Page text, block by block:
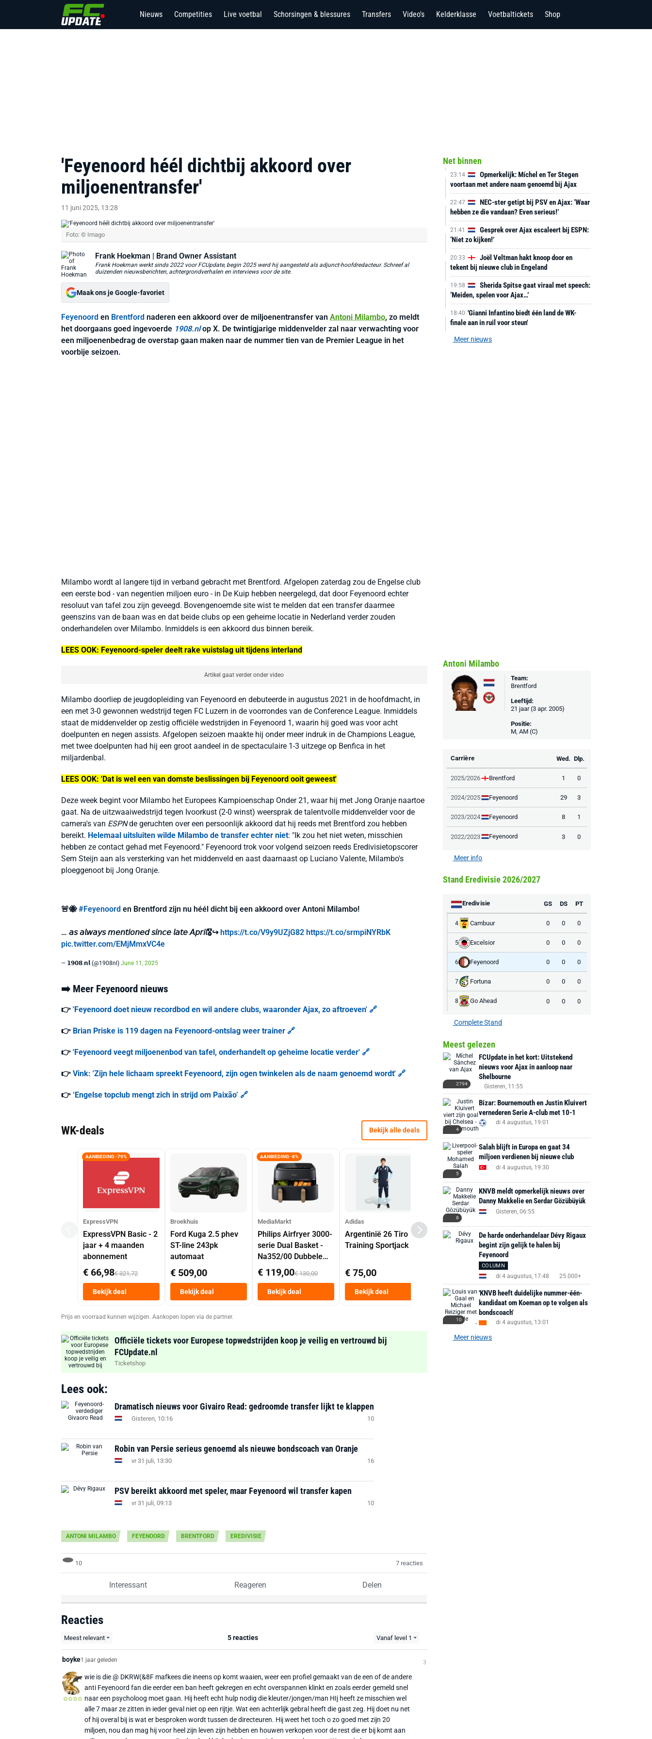
Nieuws Competities Live voetbal Schorsingen & blessures Transfers Video's Kelderklasse Voetbaltickets Shop
'Feyenoord héél dichtbij akkoord over
miljoenentransfer'
11 juni 2025, 13:28
Foto: © Imago
Frank Hoekman | Brand Owner Assistant
Frank Hoekman werkt sinds 2022 voor FCUpdate, begin 2025 werd hij aangesteld als adjunct-hoofdredacteur. Schreef al
duizenden nieuwsberichten, achtergrondverhalen en interviews voor de site.
Maak ons je Google-favoriet
Feyenoord en Brentford naderen een akkoord over de miljoenentransfer van Antoni Milambo, zo meldt
het doorgaans goed ingevoerde 1908.nlop X. De twintigjarige middenvelder zal naar verwachting voor
een miljoenenbedrag de overstap gaan maken naar de nummer tien van de Premier League in het
voorbije seizoen.
Milambo wordt al langere tijd in verband gebracht met Brentford. Afgelopen zaterdag zou de Engelse club
een eerste bod - van negentien miljoen euro - in De Kuip hebben neergelegd, dat door Feyenoord echter
resoluut van tafel zou zijn geveegd. Bovengenoemde site wist te melden dat een transfer daarmee
geenszins van de baan was en dat beide clubs op een geheime locatie in Nederland verder zouden
onderhandelen over Milambo. Inmiddels is een akkoord dus binnen bereik.
LEES OOK: Feyenoord-speler deelt rake vuistslag uit tijdens interland
Artikel gaat verder onder video
Milambo doorliep de jeugdopleiding van Feyenoord en debuteerde in augustus 2021 in de hoofdmacht, in
een met 3-0 gewonnen wedstrijd tegen FC Luzern in de voorrondes van de Conference League. Inmiddels
staat de middenvelder op zestig officiële wedstrijden in Feyenoord 1, waarin hij goed was voor acht
doelpunten en negen assists. Afgelopen seizoen maakte hij onder meer indruk in de Champions League,
met twee doelpunten had hij een groot aandeel in de spectaculaire 1-3 uitzege op Benfica in het
miljardenbal.
LEES OOK: 'Dat is wel een van domste beslissingen bij Feyenoord ooit geweest'
Deze week begint voor Milambo het Europees Kampioenschap Onder 21, waar hij met Jong Oranje naartoe
gaat. Na de uitzwaaiwedstrijd tegen Ivoorkust (2-0 winst) weersprak de talentvolle middenvelder voor de
camera's van ESPNde geruchten over een persoonlijk akkoord dat hij reeds met Brentford zou hebben
bereikt. Helemaal uitsluiten wilde Milambo de transfer echter niet: "Ik zou het niet weten, misschien
hebben ze contact gehad met Feyenoord." Feyenoord trok voor volgend seizoen reeds Eredivisietopscorer
Sem Steijn aan als versterking van het middenveld en aast daarnaast op Luciano Valente, Milambo's
ploeggenoot bij Jong Oranje.
🚨🐝#Feyenoord en Brentford zijn nu héél dicht bij een akkoord over Antoni Milambo!
… 𝘢𝘴 𝘢𝘭𝘸𝘢𝘺𝘴 𝘮𝘦𝘯𝘵𝘪𝘰𝘯𝘦𝘥 𝘴𝘪𝘯𝘤𝘦 𝘭𝘢𝘵𝘦 𝘈𝘱𝘳𝘪𝘭🎖️↪️https://t.co/V9y9UZjG82 https://t.co/srmpiNYRbK
pic.twitter.com/EMjMmxVC4e
— 𝟭𝟵𝟬𝟴.𝗻𝗹 (@1908nl) June 11, 2025
➡️ Meer Feyenoord nieuws
👉 'Feyenoord doet nieuw recordbod en wil andere clubs, waaronder Ajax, zo aftroeven' 🔗
👉 Brian Priske is 119 dagen na Feyenoord-ontslag weer trainer 🔗
👉 'Feyenoord veegt miljoenenbod van tafel, onderhandelt op geheime locatie verder' 🔗
👉 Vink: 'Zijn hele lichaam spreekt Feyenoord, zijn ogen twinkelen als de naam genoemd wordt' 🔗
👉 ‘Engelse topclub mengt zich in strijd om Paixão’ 🔗
WK-deals Bekijk alle deals
AANBIEDING -79%
ExpressVPN
ExpressVPN Basic - 2
jaar + 4 maanden
abonnement
€ 66,98€ 321,72
Bekijk deal
Broekhuis
Ford Kuga 2.5 phev
ST-line 243pk
automaat
€ 509,00
Bekijk deal
AANBIEDING -8%
MediaMarkt
Philips Airfryer 3000-
serie Dual Basket -
Na352/00 Dubbele
Mand 9 L Tot 6
Personen
Heteluchtfriteuse
Zwart
€ 119,00€ 130,00
Bekijk deal
Adidas
Argentinië 26 Tiro
Training Sportjack
€ 75,00
Bekijk deal
MediaMarkt
EA Sports FC 26 -
PlayStation 5
Bekijk deal
AANBIEDING -40%
F50 Messi Elite Firm
Ground Boots Kids
€ 78,00 € 130,00
Bekijk deal
Prijs en voorraad kunnen wijzigen. Aankopen lopen via de partner.
Officiële tickets voor Europese topwedstrijden koop je veilig en vertrouwd bij
FCUpdate.nl
Ticketshop
Lees ook:
Dramatisch nieuws voor Givairo Read: gedroomde transfer lijkt te klappen
Gisteren, 10:16 10
Robin van Persie serieus genoemd als nieuwe bondscoach van Oranje
vr 31 juli, 13:30 16
PSV bereikt akkoord met speler, maar Feyenoord wil transfer kapen
vr 31 juli, 09:13 10
ANTONI MILAMBO FEYENOORD BRENTFORD EREDIVISIE
10 7 reacties
Interessant Reageren Delen
Reacties
Meest relevant 5 reacties Vanaf level 1
boyke1 jaar geleden 3
wie is die @ DKRW(&8F mafkees die ineens op komt waaien, weer een profiel gemaakt van de een of de andere
anti Feyenoord fan die eerder een ban heeft gekregen en echt overspannen klinkt en zoals eerder gemeld snel
naar een psycholoog moet gaan. Hij heeft echt hulp nodig die kleuter/jongen/man HIj heeft ze misschien wel
alle 7 maar ze zitten in ieder geval niet op een rijtje. Wat een achterlijk gebral heeft die gast zeg. Hij doet nu net
of hij overal bij is wat er besproken wordt tussen de directeuren. Hij weet het toch o zo goed met zijn 20
miljoen, nou dan mag hij voor heel zijn leven zijn hebben en houwen verkopen voor de rest die er bij komt aan
Net binnen
23:14
Opmerkelijk: Míchel en Ter Stegen
voortaan met andere naam genoemd bij Ajax
22:47
NEC-ster getipt bij PSV en Ajax: ‘Waar
hebben ze die vandaan? Even serieus!’
21:41
Gesprek over Ajax escaleert bij ESPN:
‘Niet zo kijken!’
20:33
Joël Veltman hakt knoop door en
tekent bij nieuwe club in Engeland
19:58
Sherida Spitse gaat viraal met speech:
‘Meiden, spelen voor Ajax…’
18:40 'Gianni Infantino biedt één land de WK-
finale aan in ruil voor steun'
Meer nieuws
Antoni Milambo
Team:
Brentford
Leeftijd:
21 jaar (3 apr. 2005)
Positie:
M, AM (C)
Carrière Wed. Dlp.
2025/2026 Brentford 1 0
2024/2025 Feyenoord 29 3
2023/2024 Feyenoord 8 1
2022/2023 Feyenoord 3 0
Meer info
Stand Eredivisie 2026/2027
Eredivisie GS DS PT
4 Cambuur 0 0 0
5 Excelsior 0 0 0
6 Feyenoord 0 0 0
7 Fortuna 0 0 0
8 Go Ahead 0 0 0
Complete Stand
Meest gelezen
2794
FCUpdate in het kort: Uitstekend
nieuws voor Ajax in aanloop naar
Shelbourne
Gisteren, 11:55
4
Bizar: Bournemouth en Justin Kluivert
vernederen Serie A-club met 10-1
di 4 augustus, 19:01
5
Salah blijft in Europa en gaat 34
miljoen verdienen bij nieuwe club
di 4 augustus, 19:30
8
KNVB meldt opmerkelijk nieuws over
Danny Makkelie en Serdar Gözübüyük
Gisteren, 06:55
De harde onderhandelaar Dévy Rigaux
begint zijn gelijk te halen bij
Feyenoord
COLUMN
di 4 augustus, 17:48 25.000+
10
'KNVB heeft duidelijke nummer-één-
kandidaat om Koeman op te volgen als
bondscoach'
di 4 augustus, 13:01
Meer nieuws